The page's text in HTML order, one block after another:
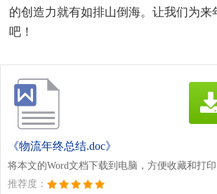
的创造力就有如排山倒海。让我们为来
吧！
《物流年终总结.doc》
将本文的Word文档下载到电脑，方便收藏和打印
推荐度：